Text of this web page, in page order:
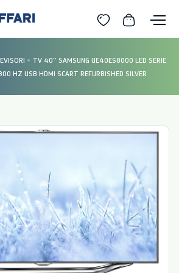
TV 40'' SAMSUNG UE40ES8000 LED SERIE
HZ USB HDMI SCART REFURBISHED SILVER